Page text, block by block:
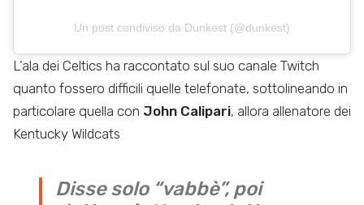
Un post condiviso da Dunkest (@dunkest)
L’ala dei Celtics ha raccontato sul suo canale Twitch
quanto fossero difficili quelle telefonate, sottolineando in
particolare quella con John Calipari, allora allenatore dei
Kentucky Wildcats
Disse solo “vabbè”, poi